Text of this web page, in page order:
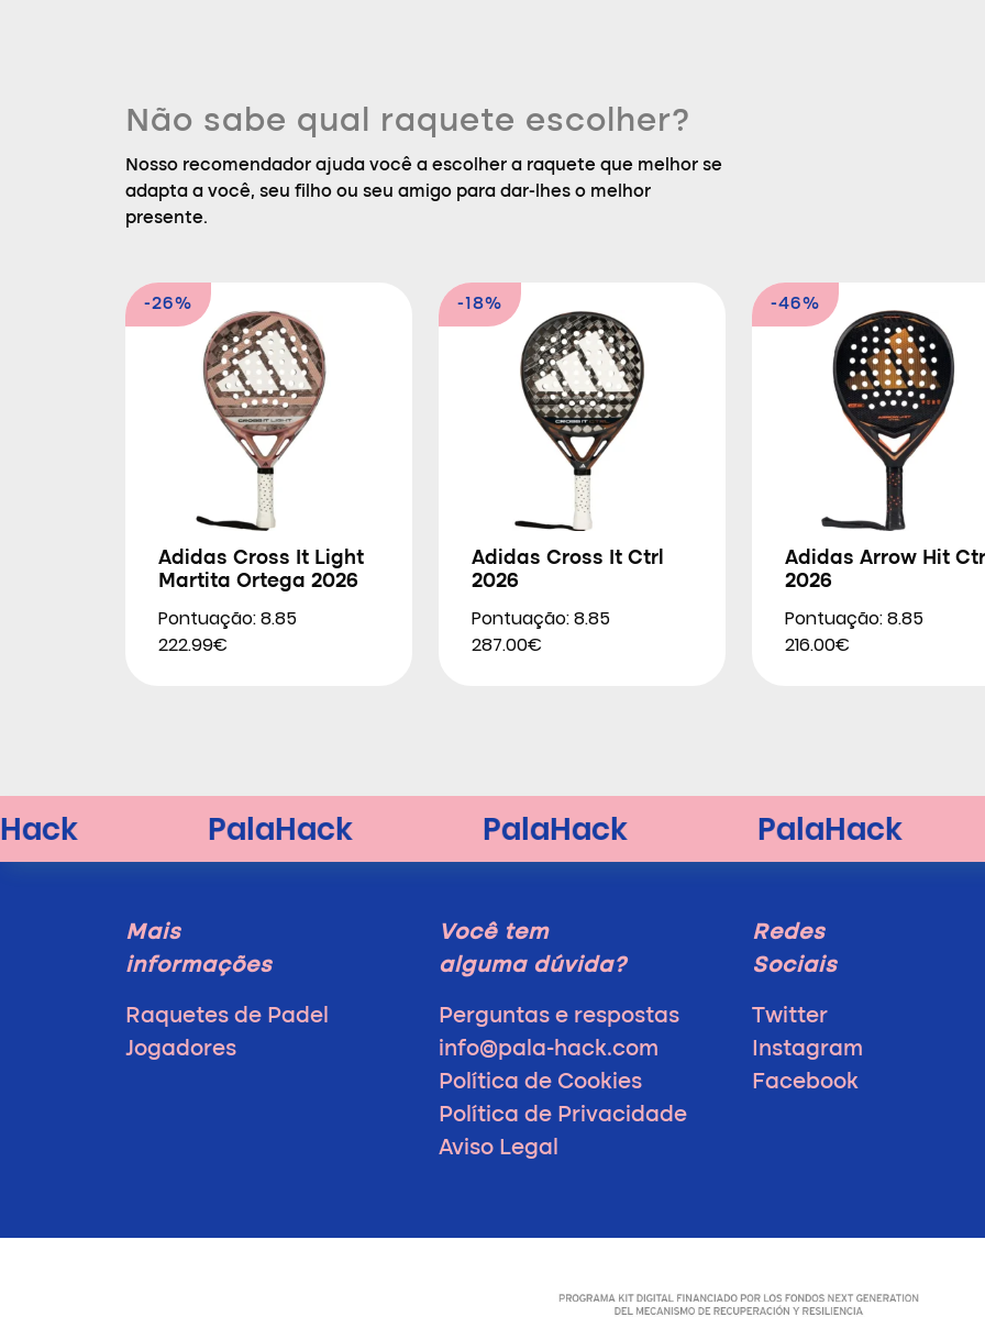
Não sabe qual raquete escolher?
Nosso recomendador ajuda você a escolher a raquete que melhor se
adapta a você, seu filho ou seu amigo para dar-lhes o melhor
presente.
-26%
Adidas Cross It Light
Martita Ortega 2026
Pontuação: 8.85
222.99€
-18%
Adidas Cross It Ctrl
2026
Pontuação: 8.85
287.00€
-46%
Adidas Arrow Hit
2026
Pontuação: 8.85
216.00€
Mais
informações
Raquetes de Padel
Jogadores
Você tem
alguma dúvida?
Perguntas e respostas
info@pala-hack.com
Política de Cookies
Política de Privacidade
Aviso Legal
Redes
Sociais
Twitter
Instagram
Facebook